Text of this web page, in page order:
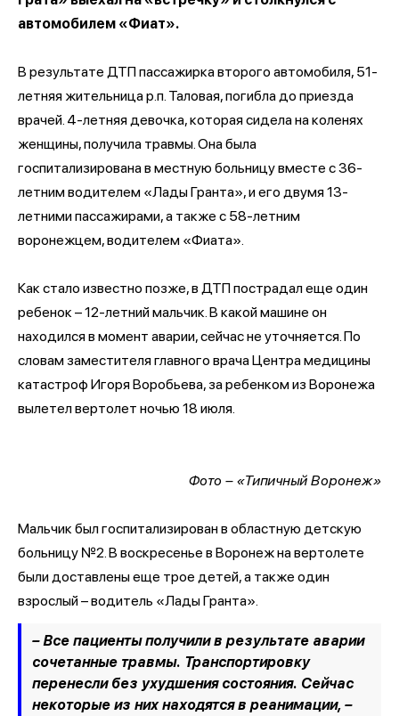
автомобилем «Фиат».
В результате ДТП пассажирка второго автомобиля, 51-
летняя жительница р.п. Таловая, погибла до приезда
врачей. 4-летняя девочка, которая сидела на коленях
женщины, получила травмы. Она была
госпитализирована в местную больницу вместе с 36-
летним водителем «Лады Гранта», и его двумя 13-
летними пассажирами, а также с 58-летним
воронежцем, водителем «Фиата».
Как стало известно позже, в ДТП пострадал еще один
ребенок – 12-летний мальчик. В какой машине он
находился в момент аварии, сейчас не уточняется. По
словам заместителя главного врача Центра медицины
катастроф Игоря Воробьева, за ребенком из Воронежа
вылетел вертолет ночью 18 июля.
Фото – «Типичный Воронеж»
Мальчик был госпитализирован в областную детскую
больницу №2. В воскресенье в Воронеж на вертолете
были доставлены еще трое детей, а также один
взрослый – водитель «Лады Гранта».
– Все пациенты получили в результате аварии
сочетанные травмы. Транспортировку
перенесли без ухудшения состояния. Сейчас
некоторые из них находятся в реанимации, –